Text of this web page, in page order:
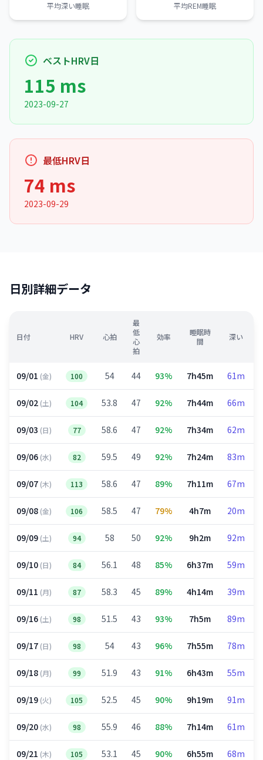
平均深い睡眠 平均REM睡眠
ベストHRV日
115 ms
2023-09-27
最低HRV日
74 ms
2023-09-29
日別詳細データ
日付 HRV 心拍
最
低
心
拍
効率
睡眠時
間
深い
09/01 (金) 100 54 44 93% 7h45m 61m
09/02(土) 104 53.8 47 92% 7h44m 66m
09/03 (日) 77 58.6 47 92% 7h34m 62m
09/06(水) 82 59.5 49 92% 7h24m 83m
09/07(木) 113 58.6 47 89% 7h11m 67m
09/08(金) 106 58.5 47 79% 4h7m 20m
09/09(土) 94 58 50 92% 9h2m 92m
09/10(日) 84 56.1 48 85% 6h37m 59m
09/11 (月) 87 58.3 45 89% 4h14m 39m
09/16(土) 98 51.5 43 93% 7h5m 89m
09/17(日) 98 54 43 96% 7h55m 78m
09/18(月) 99 51.9 43 91% 6h43m 55m
09/19(火) 105 52.5 45 90% 9h19m 91m
09/20(水) 98 55.9 46 88% 7h14m 61m
09/21 (木) 105 53.1 45 90% 6h55m 68m